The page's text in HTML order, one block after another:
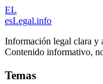
EL
esLegal.info
Información legal clara y
Contenido informativo,
Temas